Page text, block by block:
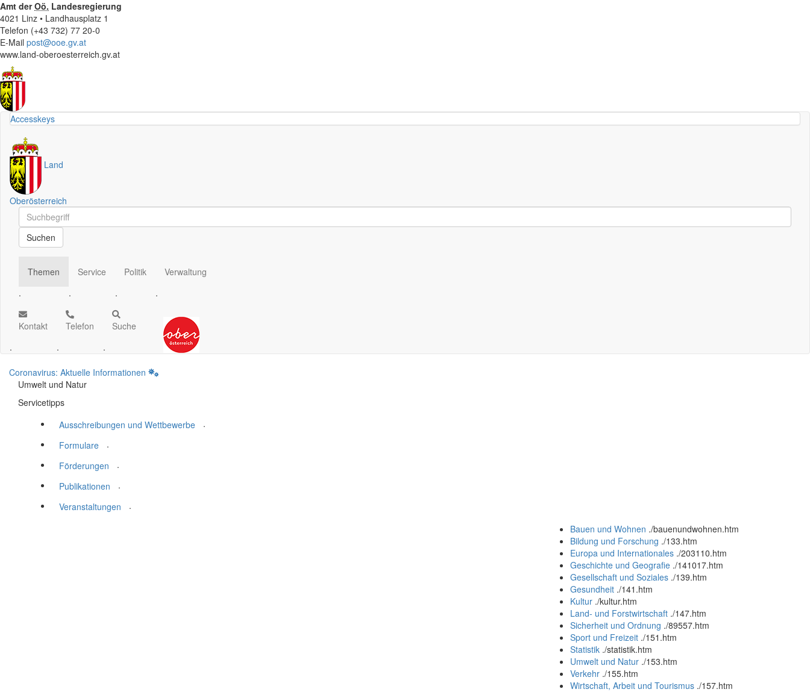
Amt derOö. Landesregierung
4021 Linz • Landhausplatz 1
Telefon (+43 732) 77 20-0
E-Mail post@ooe.gv.at
www.land-oberoesterreich.gv.at
Accesskeys
Land
Oberösterreich
Schnellsuche
Schnellsuche
Suchen
Themen
.
Service
.
Politik
.
Verwaltung
.
Kontakt
.
Telefon
.
Suche
.
Coronavirus: Aktuelle Informationen
Umwelt und Natur
Servicetipps
Ausschreibungen und Wettbewerbe
.
Formulare
.
Förderungen
.
Publikationen
.
Veranstaltungen
.
Bauen und Wohnen ./bauenundwohnen.htm
Bildung und Forschung ./133.htm
Europa und Internationales ./203110.htm
Geschichte und Geografie ./141017.htm
Gesellschaft und Soziales ./139.htm
Gesundheit ./141.htm
Kultur ./kultur.htm
Land- und Forstwirtschaft ./147.htm
Sicherheit und Ordnung ./89557.htm
Sport und Freizeit ./151.htm
Statistik ./statistik.htm
Umwelt und Natur ./153.htm
Verkehr ./155.htm
Wirtschaft, Arbeit und Tourismus ./157.htm